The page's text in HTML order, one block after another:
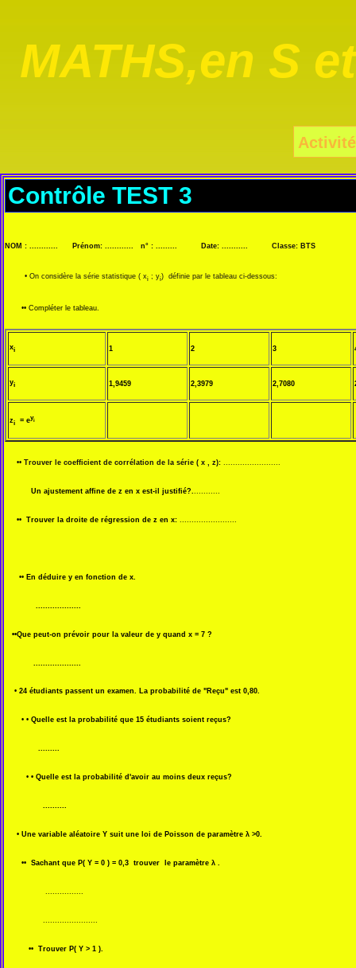
MATHS,en S
Activité
Contrôle TEST 3
NOM : ............ Prénom: ............ n° : ......... Date: ........... Classe: BTS
• On considère la série statistique ( xi ; yi) définie par le tableau ci-dessous:
•• Compléter le tableau.
xi 1 2 3
yi 1,9459 2,3979 2,7080
zi = eyi
•• Trouver le coefficient de corrélation de la série ( x , z): ........................
Un ajustement affine de z en x est-il justifié?............
•• Trouver la droite de régression de z en x: ........................
•• En déduire y en fonction de x.
••Que peut-on prévoir pour la valeur de y quand x = 7 ?
• 24 étudiants passent un examen. La probabilité de "Reçu" est 0,80.
• • Quelle est la probabilité que 15 étudiants soient reçus?
.........
• • Quelle est la probabilité d'avoir au moins deux reçus?
..........
• Une variable aléatoire Y suit une loi de Poisson de paramètre λ >0.
•• Sachant que P( Y = 0 ) = 0,3 trouver le paramètre λ .
•• Trouver P( Y > 1 ).